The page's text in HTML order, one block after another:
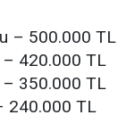
– 500.000 TL
– 420.000 TL
– 350.000 TL
240.000 TL